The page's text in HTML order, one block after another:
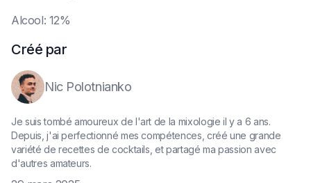
Alcool: 12%
Créé par
Nic Polotnianko
Je suis tombé amoureux de l'art de la mixologie il y a 6 ans.
Depuis, j'ai perfectionné mes compétences, créé une grande
variété de recettes de cocktails, et partagé ma passion avec
d'autres amateurs.